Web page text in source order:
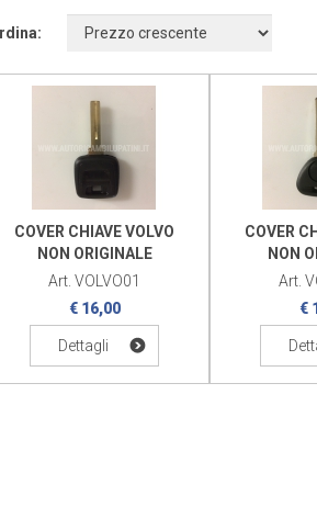
COVER CHIAVE VOLVO
NON ORIGINALE
Art. VOLVO01
€ 16,00
Dettagli
COVER
NON
Art.
€